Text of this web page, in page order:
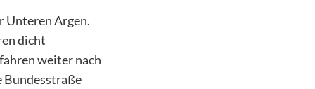
Unteren Argen.
dicht
weiter nach
Bundesstraße